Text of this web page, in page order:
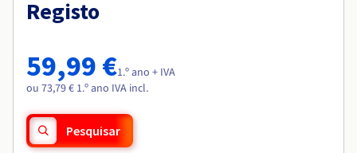
Preços
Roadmap & Changelog
Observabilidade
Roadmap & Changelog
Roadmap & Changelog
Roadmap & Changelog
Roadmap & Changelog
Registo
59,99 €1.º ano + IVA
ou 73,79 € 1.º ano IVA incl.
Pesquisar